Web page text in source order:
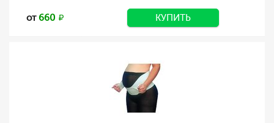
от660 КУПИТЬ